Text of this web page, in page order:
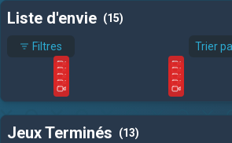
Liste d'envie (15)
Filtres Trier
Jeux Terminés (13)